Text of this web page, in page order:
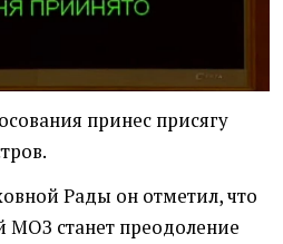
принес присягу
Рады он отметил, что
МОЗ станет преодоление